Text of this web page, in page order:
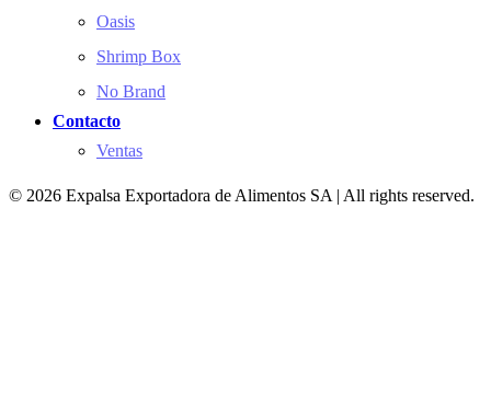
Oasis
Shrimp Box
No Brand
Contacto
Ventas
© 2026 Expalsa Exportadora de Alimentos SA | All rights reserved.